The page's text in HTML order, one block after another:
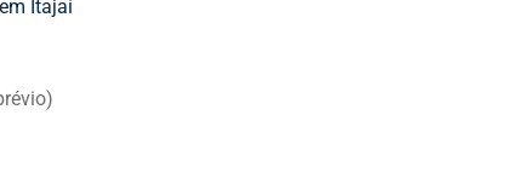
Itajaí